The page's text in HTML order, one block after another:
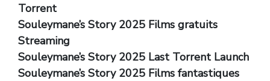
Torrent
Souleymane’s Story 2025 Films gratuits
Streaming
Souleymane’s Story 2025 Last Torrent Launch
Souleymane’s Story 2025 Films fantastiques